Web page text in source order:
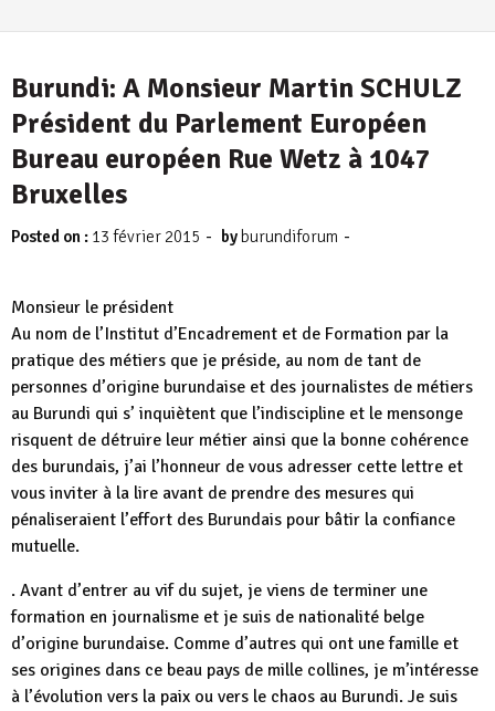
Burundi: A Monsieur Martin SCHULZ
Président du Parlement Européen
Bureau européen Rue Wetz à 1047
Bruxelles
Posted on : 13 février 2015 - by burundiforum -
Monsieur le président
Au nom de l’Institut d’Encadrement et de Formation par la
pratique des métiers que je préside, au nom de tant de
personnes d’origine burundaise et des journalistes de métiers
au Burundi qui s’ inquiètent que l’indiscipline et le mensonge
risquent de détruire leur métier ainsi que la bonne cohérence
des burundais, j’ai l’honneur de vous adresser cette lettre et
vous inviter à la lire avant de prendre des mesures qui
pénaliseraient l’effort des Burundais pour bâtir la confiance
mutuelle.
. Avant d’entrer au vif du sujet, je viens de terminer une
formation en journalisme et je suis de nationalité belge
d’origine burundaise. Comme d’autres qui ont une famille et
ses origines dans ce beau pays de mille collines, je m’intéresse
à l’évolution vers la paix ou vers le chaos au Burundi. Je suis